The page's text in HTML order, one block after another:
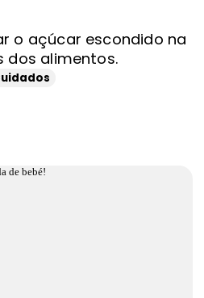
o açúcar escondido na
dos alimentos.